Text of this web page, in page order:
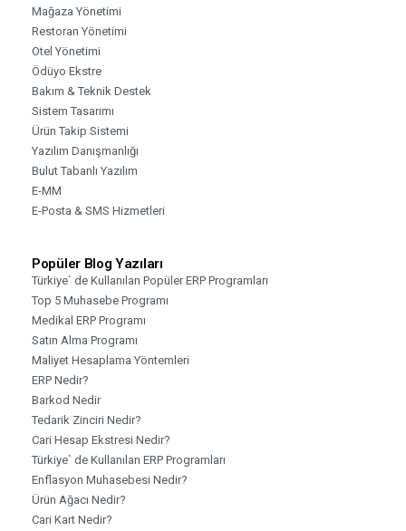
Mağaza Yönetimi
Restoran Yönetimi
Otel Yönetimi
Ödüyo Ekstre
Bakım & Teknik Destek
Sistem Tasarımı
Ürün Takip Sistemi
Yazılım Danışmanlığı
Bulut Tabanlı Yazılım
E-MM
E-Posta & SMS Hizmetleri
Popüler Blog Yazıları
Türkiye` de Kullanılan Popüler ERP Programları
Top 5 Muhasebe Programı
Medikal ERP Programı
Satın Alma Programı
Maliyet Hesaplama Yöntemleri
ERP Nedir?
Barkod Nedir
Tedarik Zinciri Nedir?
Cari Hesap Ekstresi Nedir?
Türkiye` de Kullanılan ERP Programları
Enflasyon Muhasebesi Nedir?
Ürün Ağacı Nedir?
Cari Kart Nedir?